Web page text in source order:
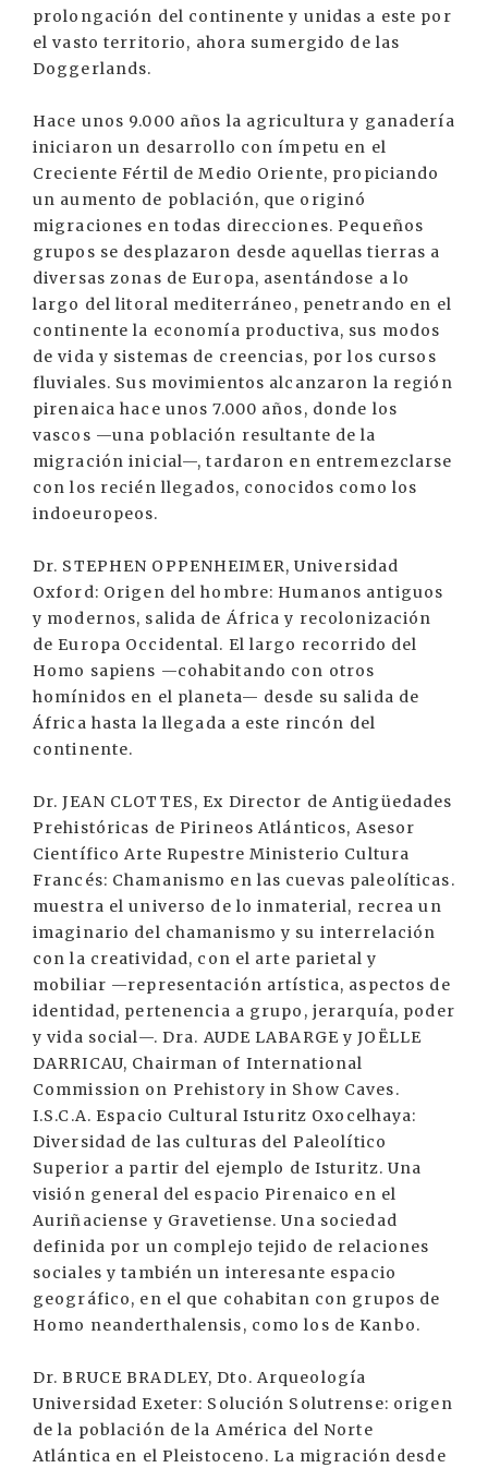
prolongación del continente y unidas a este por
el vasto territorio, ahora sumergido de las
Doggerlands.
Hace unos 9.000 años la agricultura y ganadería
iniciaron un desarrollo con ímpetu en el
Creciente Fértil de Medio Oriente, propiciando
un aumento de población, que originó
migraciones en todas direcciones. Pequeños
grupos se desplazaron desde aquellas tierras a
diversas zonas de Europa, asentándose a lo
largo del litoral mediterráneo, penetrando en el
continente la economía productiva, sus modos
de vida y sistemas de creencias, por los cursos
fluviales. Sus movimientos alcanzaron la región
pirenaica hace unos 7.000 años, donde los
vascos —una población resultante de la
migración inicial—, tardaron en entremezclarse
con los recién llegados, conocidos como los
indoeuropeos.
Dr. STEPHEN OPPENHEIMER, Universidad
Oxford: Origen del hombre: Humanos antiguos
y modernos, salida de África y recolonización
de Europa Occidental. El largo recorrido del
Homo sapiens —cohabitando con otros
homínidos en el planeta— desde su salida de
África hasta la llegada a este rincón del
continente.
Dr. JEAN CLOTTES, Ex Director de Antigüedades
Prehistóricas de Pirineos Atlánticos, Asesor
Científico Arte Rupestre Ministerio Cultura
Francés: Chamanismo en las cuevas paleolíticas.
muestra el universo de lo inmaterial, recrea un
imaginario del chamanismo y su interrelación
con la creatividad, con el arte parietal y
mobiliar —representación artística, aspectos de
identidad, pertenencia a grupo, jerarquía, poder
y vida social—. Dra. AUDE LABARGE y JOËLLE
DARRICAU, Chairman of International
Commission on Prehistory in Show Caves.
I.S.C.A. Espacio Cultural Isturitz Oxocelhaya:
Diversidad de las culturas del Paleolítico
Superior a partir del ejemplo de Isturitz. Una
visión general del espacio Pirenaico en el
Auriñaciense y Gravetiense. Una sociedad
definida por un complejo tejido de relaciones
sociales y también un interesante espacio
geográfico, en el que cohabitan con grupos de
Homo neanderthalensis, como los de Kanbo.
Dr. BRUCE BRADLEY, Dto. Arqueología
Universidad Exeter: Solución Solutrense: origen
de la población de la América del Norte
Atlántica en el Pleistoceno. La migración desde